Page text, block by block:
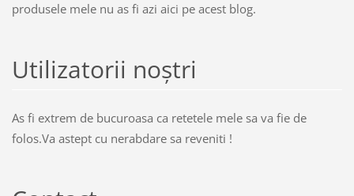
produsele mele nu as fi azi aici pe acest blog.
Utilizatorii noştri
As fi extrem de bucuroasa ca retetele mele sa va fie de
folos.Va astept cu nerabdare sa reveniti !